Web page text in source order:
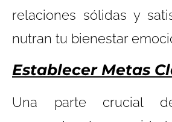
relaciones sólidas y
nutran tu bienestar
Establecer Metas
Una parte crucial